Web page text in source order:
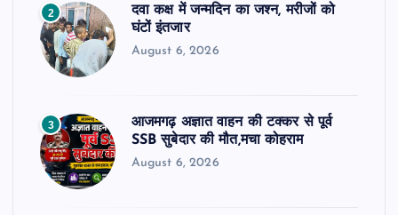
2
दवा कक्ष में जन्मदिन का जश्न, मरीजों को
घंटों इंतजार
August 6, 2026
3
आजमगढ़ अज्ञात वाहन की टक्कर से पूर्व
SSB सुबेदार की मौत,मचा कोहराम
August 6, 2026